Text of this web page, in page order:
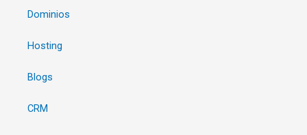
Dominios
Hosting
Blogs
CRM